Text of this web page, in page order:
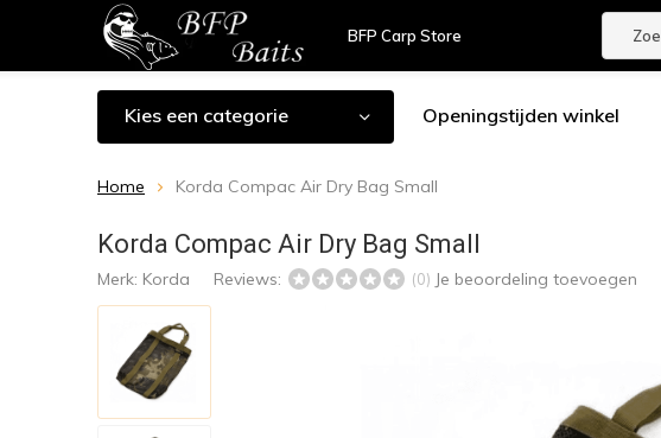
BFP Carp Store
Kies een categorie Openingstijden winkel
Home Korda Compac Air Dry Bag Small
Korda Compac Air Dry Bag Small
Merk: Korda Reviews: (0) Je beoordeling toevoegen